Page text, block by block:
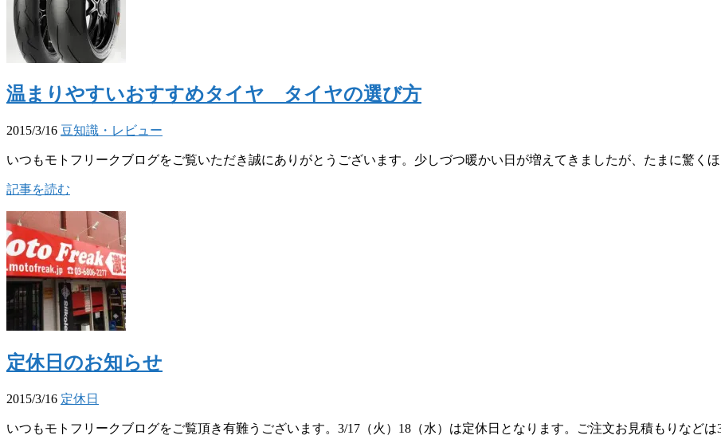
温まりやすいおすすめタイヤ タイヤの選び方
2015/3/16 豆知識・レビュー
いつもモトフリークブログをご覧いただき誠にありがとうございます。少しづつ暖かい日が増えてきましたが、たまに驚く
記事を読む
定休日のお知らせ
2015/3/16 定休日
いつもモトフリークブログをご覧頂き有難うございます。3/17（火）18（水）は定休日となります。ご注文お見積もりなどは